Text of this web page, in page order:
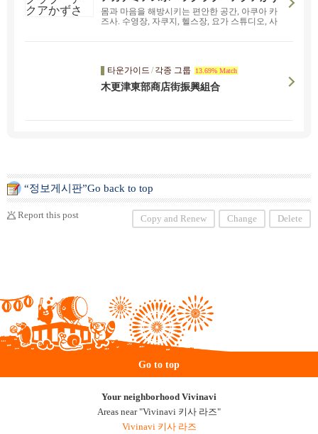
さ
몸과 마음을 해방시키는 편안한 공간, 아쿠아 카
즈사. 수영장, 자쿠지, 헬스장, 요가 스튜디오, 사
타운가이드 / 각종 그룹 13.69% Match
木更津東部商店街振興組合
“정보게시판”Go back to top
Report this post Copy and Renew Change Delete
Go to top
Your neighborhood Vivinavi
Areas near "Vivinavi 키사 라즈"
Vivinavi 키사 라즈